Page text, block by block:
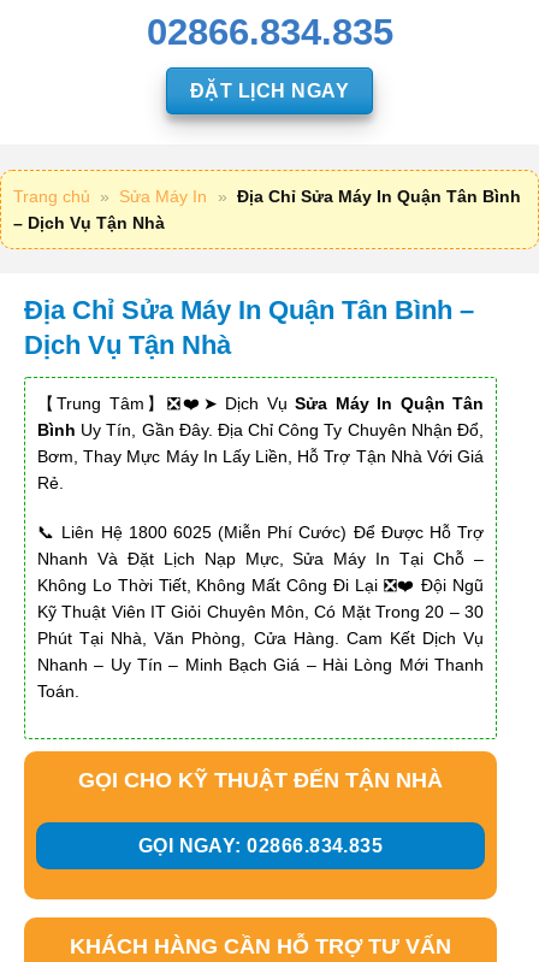
02866.834.835
ĐẶT LỊCH NGAY
Trang chủ » Sửa Máy In » Địa Chỉ Sửa Máy In Quận Tân Bình
– Dịch Vụ Tận Nhà
Địa Chỉ Sửa Máy In Quận Tân Bình –
Dịch Vụ Tận Nhà
【Trung Tâm】❎❤️➤ Dịch VụSửa Máy In Quận Tân
Bình Uy Tín, Gần Đây. Địa Chỉ Công Ty Chuyên Nhận Đổ,
Bơm, Thay Mực Máy In Lấy Liền, Hỗ Trợ Tận Nhà Với Giá
Rẻ.
📞 Liên Hệ 1800 6025 (Miễn Phí Cước) Để Được Hỗ Trợ
Nhanh Và Đặt Lịch Nạp Mực, Sửa Máy In Tại Chỗ –
Không Lo Thời Tiết, Không Mất Công Đi Lại ❎❤️ Đội Ngũ
Kỹ Thuật Viên IT Giỏi Chuyên Môn, Có Mặt Trong 20 – 30
Phút Tại Nhà, Văn Phòng, Cửa Hàng. Cam Kết Dịch Vụ
Nhanh – Uy Tín – Minh Bạch Giá – Hài Lòng Mới Thanh
Toán.
GỌI CHO KỸ THUẬT ĐẾN TẬN NHÀ
GỌI NGAY: 02866.834.835
KHÁCH HÀNG CẦN HỖ TRỢ TƯ VẤN